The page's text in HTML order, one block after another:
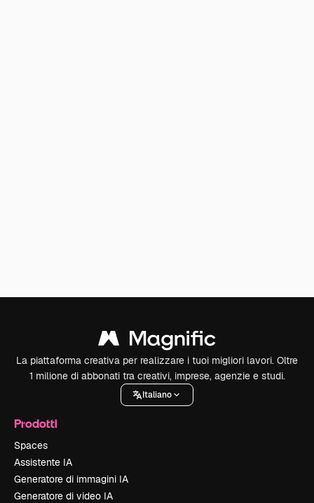
La piattaforma creativa per realizzare i tuoi migliori lavori. Oltre
1 milione di abbonati tra creativi, imprese, agenzie e studi.
Italiano
Prodotti
Spaces
Assistente IA
Generatore di immagini IA
Generatore di video IA